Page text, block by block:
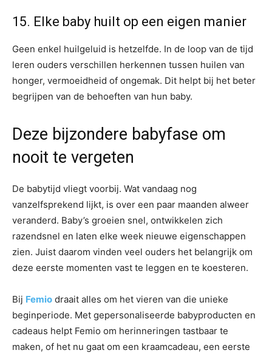
15. Elke baby huilt op een eigen manier
Geen enkel huilgeluid is hetzelfde. In de loop van de tijd
leren ouders verschillen herkennen tussen huilen van
honger, vermoeidheid of ongemak. Dit helpt bij het beter
begrijpen van de behoeften van hun baby.
Deze bijzondere babyfase om
nooit te vergeten
De babytijd vliegt voorbij. Wat vandaag nog
vanzelfsprekend lijkt, is over een paar maanden alweer
veranderd. Baby’s groeien snel, ontwikkelen zich
razendsnel en laten elke week nieuwe eigenschappen
zien. Juist daarom vinden veel ouders het belangrijk om
deze eerste momenten vast te leggen en te koesteren.
Bij Femio draait alles om het vieren van die unieke
beginperiode. Met gepersonaliseerde babyproducten en
cadeaus helpt Femio om herinneringen tastbaar te
maken, of het nu gaat om een kraamcadeau, een eerste